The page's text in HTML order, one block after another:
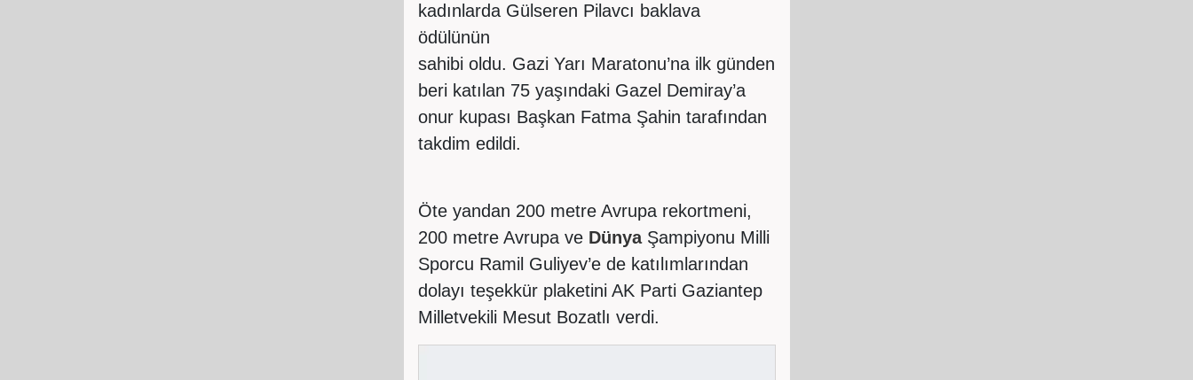
kadınlarda Gülseren Pilavcı baklava
ödülünün
sahibi oldu. Gazi Yarı Maratonu’na ilk günden
beri katılan 75 yaşındaki Gazel Demiray’a
onur kupası Başkan Fatma Şahin tarafından
takdim edildi.
Öte yandan 200 metre Avrupa rekortmeni,
200 metre Avrupa ve DünyaŞampiyonu Milli
Sporcu Ramil Guliyev’e de katılımlarından
dolayı teşekkür plaketini AK Parti Gaziantep
Milletvekili Mesut Bozatlı verdi.